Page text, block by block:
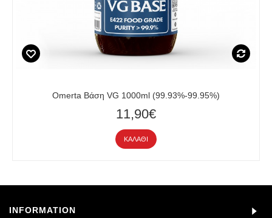
Omerta Βάση VG 1000ml (99.93%-99.95%)
11,90€
ΚΑΛΆΘΙ
INFORMATION